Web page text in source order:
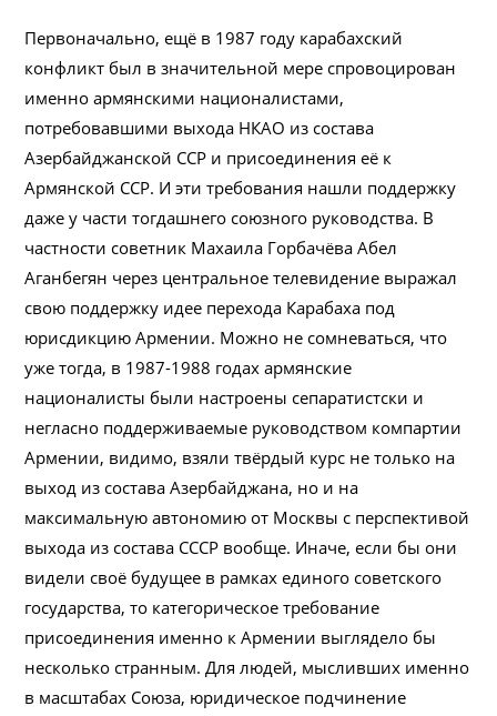
Первоначально, ещё в 1987 году карабахский
конфликт был в значительной мере спровоцирован
именно армянскими националистами,
потребовавшими выхода НКАО из состава
Азербайджанской ССР и присоединения её к
Армянской ССР. И эти требования нашли поддержку
даже у части тогдашнего союзного руководства. В
частности советник Махаила Горбачёва Абел
Аганбегян через центральное телевидение выражал
свою поддержку идее перехода Карабаха под
юрисдикцию Армении. Можно не сомневаться, что
уже тогда, в 1987-1988 годах армянские
националисты были настроены сепаратистски и
негласно поддерживаемые руководством компартии
Армении, видимо, взяли твёрдый курс не только на
выход из состава Азербайджана, но и на
максимальную автономию от Москвы с перспективой
выхода из состава СССР вообще. Иначе, если бы они
видели своё будущее в рамках единого советского
государства, то категорическое требование
присоединения именно к Армении выглядело бы
несколько странным. Для людей, мысливших именно
в масштабах Союза, юридическое подчинение